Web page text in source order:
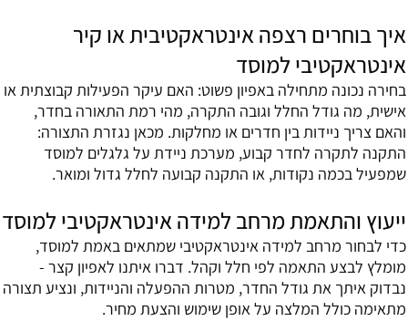
איך בוחרים רצפה אינטראקטיבית או קיר
אינטראקטיבי למוסד
בחירה נכונה מתחילה באפיון פשוט: האם עיקר הפעילות קבוצתית או
אישית, מה גודל החלל וגובה התקרה, מהי רמת התאורה בחדר,
והאם צריך ניידות בין חדרים או מחלקות. מכאן נגזרת התצורה:
התקנה לתקרה לחדר קבוע, מערכת ניידת על גלגלים למוסד
שמפעיל בכמה נקודות, או התקנה קבועה לחלל גדול ומואר.
ייעוץ והתאמת מרחב למידה אינטראקטיבי למוסד
כדי לבחור מרחב למידה אינטראקטיבי שמתאים באמת למוסד,
מומלץ לבצע התאמה לפי חלל וקהל. דברו איתנו לאפיון קצר -
נבדוק איתך את גודל החדר, מטרות ההפעלה והניידות, ונציע תצורה
מתאימה כולל המלצה על אופן שימוש והצעת מחיר.